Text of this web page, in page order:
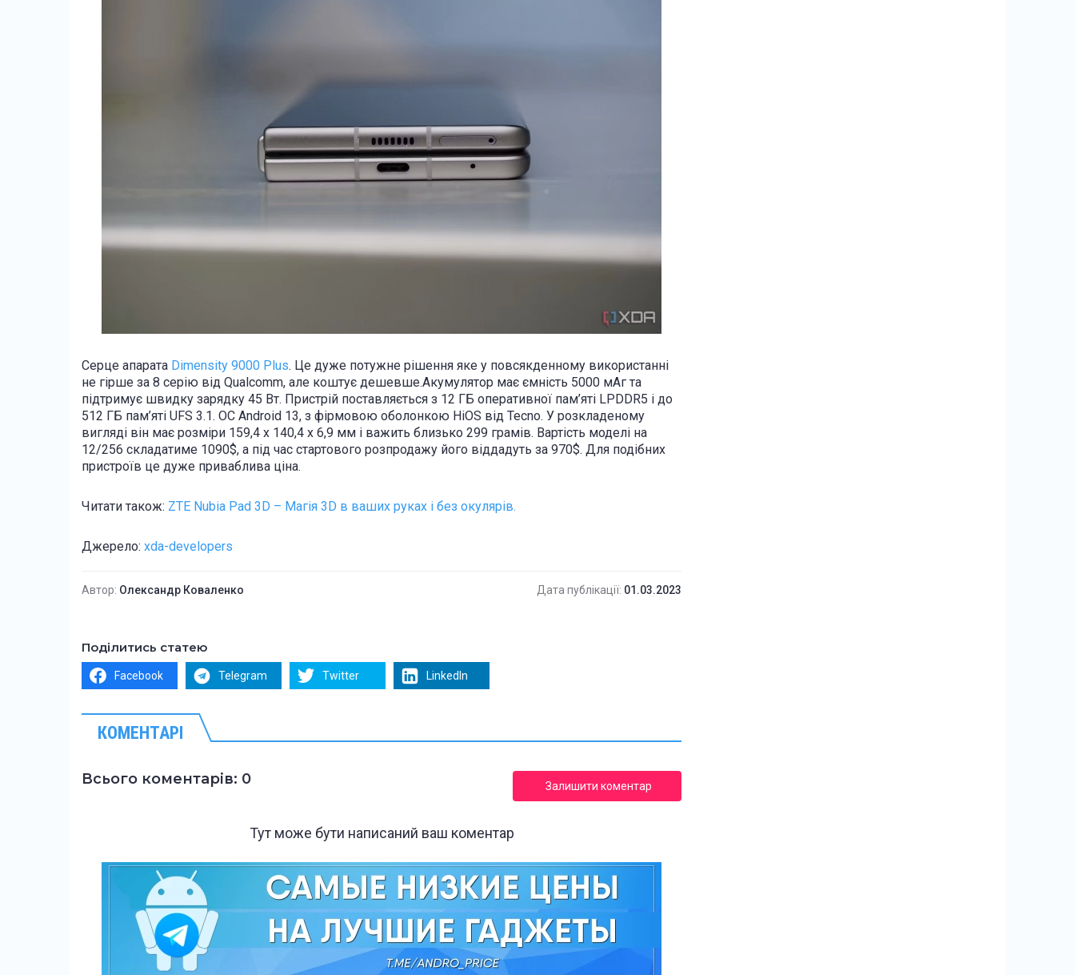
Серце апарата Dimensity 9000 Plus. Це дуже потужне рішення яке у повсякденному використанні
не гірше за 8 серію від Qualcomm, але коштує дешевше.Акумулятор має ємність 5000 мАг та
підтримує швидку зарядку 45 Вт. Пристрій поставляється з 12 ГБ оперативної пам’яті LPDDR5 і до
512 ГБ пам’яті UFS 3.1. ОС Android 13, з фірмовою оболонкою HiOS від Tecno. У розкладеному
вигляді він має розміри 159,4 x 140,4 x 6,9 мм і важить близько 299 грамів. Вартість моделі на
12/256 складатиме 1090$, а під час стартового розпродажу його віддадуть за 970$. Для подібних
пристроїв це дуже приваблива ціна.
Читати також: ZTE Nubia Pad 3D – Магія 3D в ваших руках і без окулярів.
Джерело: xda-developers
Автор: Олександр Коваленко Дата публікації: 01.03.2023
Поділитись статею
Facebook Telegram Twitter LinkedIn
КОМЕНТАРІ
Всього коментарів: 0 Залишити коментар
Тут може бути написаний ваш коментар